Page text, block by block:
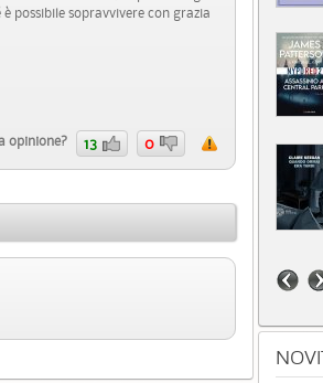
possibile sopravvivere con grazia
opinione? 13 0